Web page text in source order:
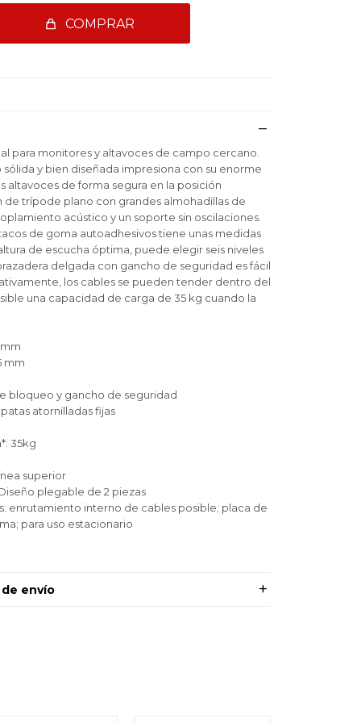
COMPRAR
para monitores y altavoces de campo cercano.
y bien diseñada impresiona con su enorme
altavoces de forma segura en la posición
de trípode plano con grandes almohadillas de
acústico y un soporte sin oscilaciones.
de goma autoadhesivos tiene unas medidas
de escucha óptima, puede elegir seis niveles
delgada con gancho de seguridad es fácil
los cables se pueden tender dentro del
una capacidad de carga de 35 kg cuando la
mm
bloqueo y gancho de seguridad
atornilladas fijas
35kg
superior
plegable de 2 piezas
enrutamiento interno de cables posible; placa de
para uso estacionario
envío